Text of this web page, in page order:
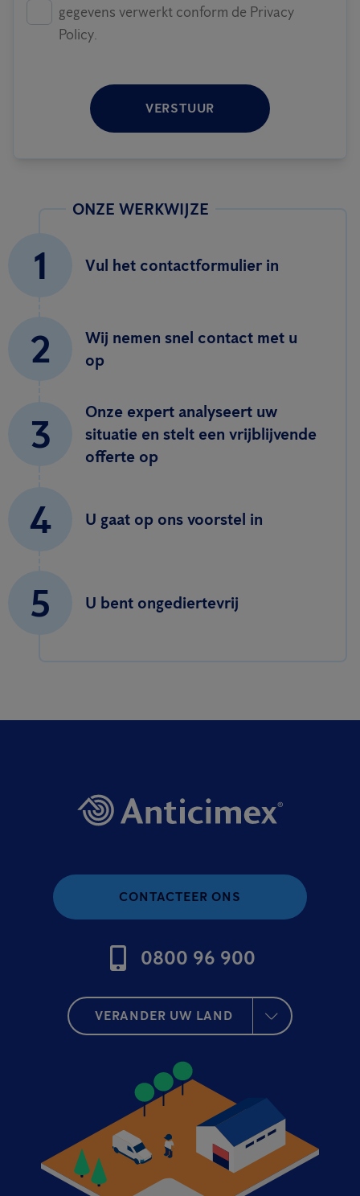
gegevens verwerkt conform de Privacy
Policy.
VERSTUUR
ONZE WERKWIJZE
1 Vul het contactformulier in
2
Wij nemen snel contact met u
op
3
Onze expert analyseert uw
situatie en stelt een vrijblijvende
offerte op
4 U gaat op ons voorstel in
5 U bent ongediertevrij
CONTACTEER ONS
0800 96 900
VERANDER UW LAND